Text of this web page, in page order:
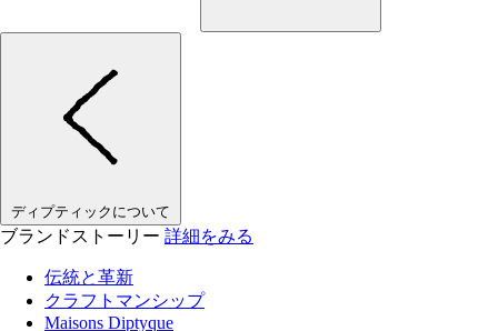
ディプティックについて
ブランドストーリー 詳細をみる
伝統と革新
クラフトマンシップ
Maisons Diptyque